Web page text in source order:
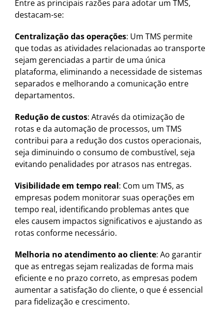
Entre as principais razões para adotar um TMS,
destacam-se:
Centralização das operações: Um TMS permite
que todas as atividades relacionadas ao transporte
sejam gerenciadas a partir de uma única
plataforma, eliminando a necessidade de sistemas
separados e melhorando a comunicação entre
departamentos.
Redução de custos: Através da otimização de
rotas e da automação de processos, um TMS
contribui para a redução dos custos operacionais,
seja diminuindo o consumo de combustível, seja
evitando penalidades por atrasos nas entregas.
Visibilidade em tempo real: Com um TMS, as
empresas podem monitorar suas operações em
tempo real, identificando problemas antes que
eles causem impactos significativos e ajustando as
rotas conforme necessário.
Melhoria no atendimento ao cliente: Ao garantir
que as entregas sejam realizadas de forma mais
eficiente e no prazo correto, as empresas podem
aumentar a satisfação do cliente, o que é essencial
para fidelização e crescimento.